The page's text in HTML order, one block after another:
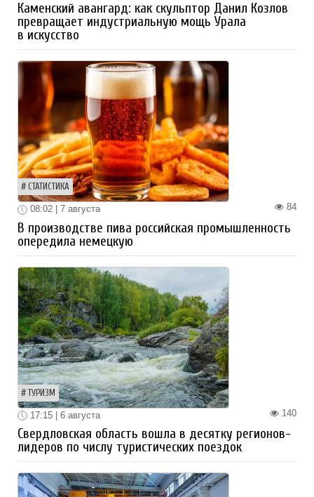
Каменский авангард: как скульптор Данил Козлов
превращает индустриальную мощь Урала
в искусство
СТАТИСТИКА
84
08:02 | 7 августа
В производстве пива российская промышленность
опередила немецкую
ТУРИЗМ
140
17:15 | 6 августа
Свердловская область вошла в десятку регионов-
лидеров по числу туристических поездок